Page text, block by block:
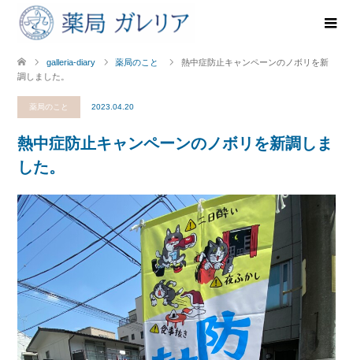
galleria-diary 薬局のこと
熱中症防止キャンペーンのノボリを新
調しました。
薬局のこと 2023.04.20
熱中症防止キャンペーンのノボリを新調しま
した。